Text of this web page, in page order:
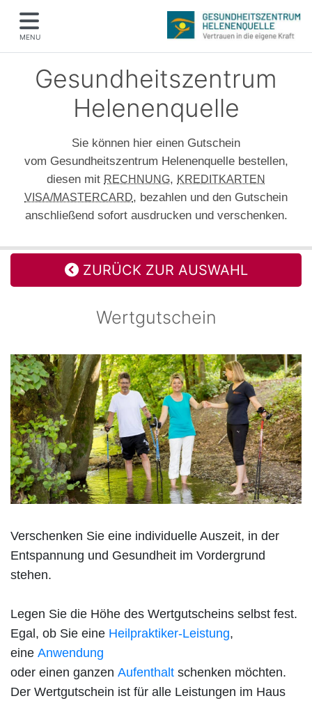
MENU
Gesundheitszentrum
Helenenquelle
Sie können hier einen Gutschein
vom Gesundheitszentrum Helenenquelle bestellen,
diesen mit RECHNUNG, KREDITKARTEN
VISA/MASTERCARD, bezahlen und den Gutschein
anschließend sofort ausdrucken und verschenken.
ZURÜCK ZUR AUSWAHL
Wertgutschein
Verschenken Sie eine individuelle Auszeit, in der
Entspannung und Gesundheit im Vordergrund
stehen.
Legen Sie die Höhe des Wertgutscheins selbst fest.
Egal, ob Sie eine Heilpraktiker-Leistung,
eine Anwendung
oder einen ganzen Aufenthalt schenken möchten.
Der Wertgutschein ist für alle Leistungen im Haus